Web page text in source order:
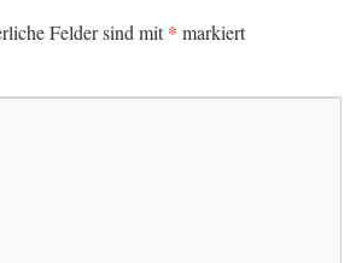
Felder sind mit* markiert